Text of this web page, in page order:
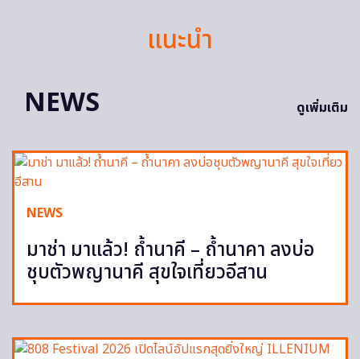
แนะนำ
NEWS
ดูเพิ่มเติม
NEWS
มาช่า มาแล้ว! ถ้ำนาคี – ถ้ำนาคา ลงบ่อ
ชุบตัวพญานาคี สุขใจเที่ยวอีสาน